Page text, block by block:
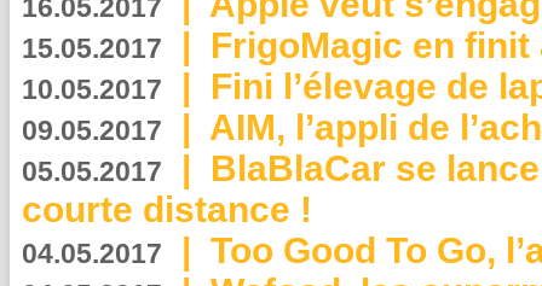
16.05.2017
15.05.2017 | FrigoMagic en
10.05.2017 | Fini l’élevage de
09.05.2017 | AIM, l’appli de
05.05.2017 | BlaBlaCar se
courte distance !
04.05.2017 | Too Good To Go,